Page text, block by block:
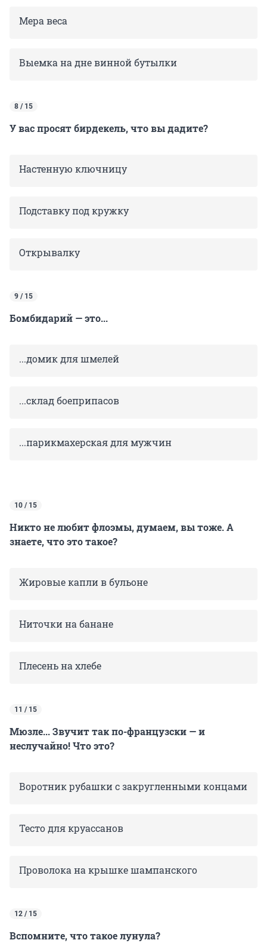
Мера веса
Выемка на дне винной бутылки
8 / 15
У вас просят бирдекель, что вы дадите?
Настенную ключницу
Подставку под кружку
Открывалку
9 / 15
Бомбидарий — это...
...домик для шмелей
...склад боеприпасов
...парикмахерская для мужчин
10 / 15
Никто не любит флоэмы, думаем, вы тоже. А
знаете, что это такое?
Жировые капли в бульоне
Ниточки на банане
Плесень на хлебе
11 / 15
Мюзле... Звучит так по-французски — и
неслучайно! Что это?
Воротник рубашки с закругленными концами
Тесто для круассанов
Проволока на крышке шампанского
12 / 15
Вспомните, что такое лунула?